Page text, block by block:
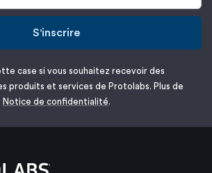
S'inscrire
case si vous souhaitez recevoir des
produits et services de Protolabs. Plus de
Notice de confidentialité.